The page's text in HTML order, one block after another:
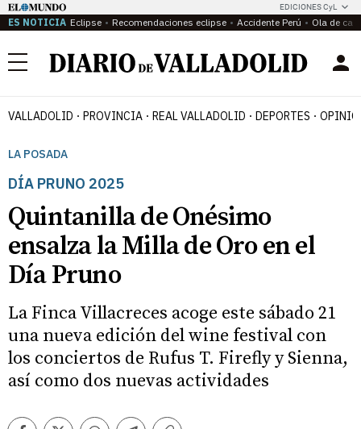
EDICIONES CyL
ES NOTICIA Eclipse Recomendaciones eclipse Accidente Perú Ola de
Menú
VALLADOLID PROVINCIA REAL VALLADOLID DEPORTES
LA POSADA
DÍA PRUNO 2025
Quintanilla de Onésimo
ensalza la Milla de Oro en el
Día Pruno
La Finca Villacreces acoge este sábado 21
una nueva edición del wine festival con
los conciertos de Rufus T. Firefly y Sienna,
así como dos nuevas actividades